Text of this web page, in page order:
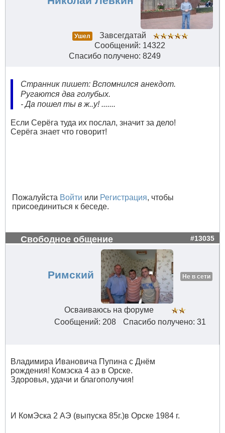
Ушел
Завсегдатай
Сообщений: 14322
Спасибо получено: 8249
Странник пишет: Вспомнился анекдот.
Ругаются два голубых.
- Да пошел ты в ж..у! .......
Если Серёга туда их послал, значит за дело!
Серёга знает что говорит!
Пожалуйста Войти или Регистрация, чтобы
присоединиться к беседе.
Свободное общение #13035
Римский Не в сети
Осваиваюсь на форуме
Сообщений: 208
Спасибо получено: 31
Владимира Ивановича Пупина с Днём
рождения! Комэска 4 аэ в Орске.
Здоровья, удачи и благополучия!
И КомЭска 2 АЭ (выпуска 85г.)в Орске 1984 г.